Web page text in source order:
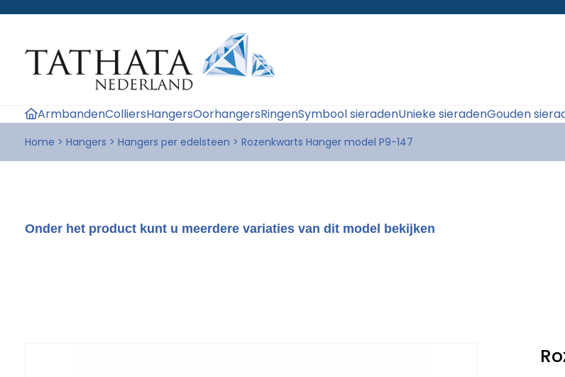
ArmbandenColliersHangersOorhangersRingenSymbool sieradenUnieke sieradenGouden
Home > Hangers > Hangers per edelsteen > Rozenkwarts Hanger model P9-147
Onder het product kunt u meerdere variaties van dit model bekijken